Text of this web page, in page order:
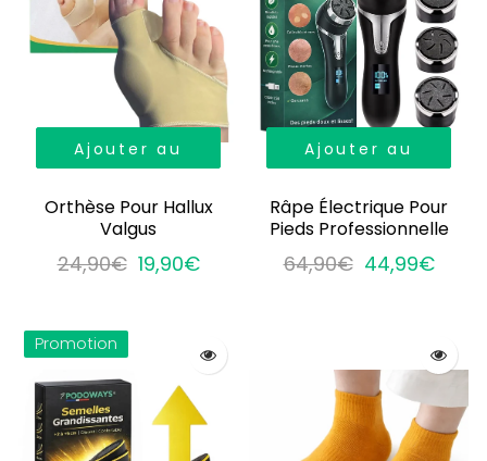
Ajouter au
Orthèse Pour Hallux
Valgus
24,90€ 19,90€
Ajouter au
Râpe Électrique Pour
Pieds Professionnelle
64,90€ 44,99€
Promotion